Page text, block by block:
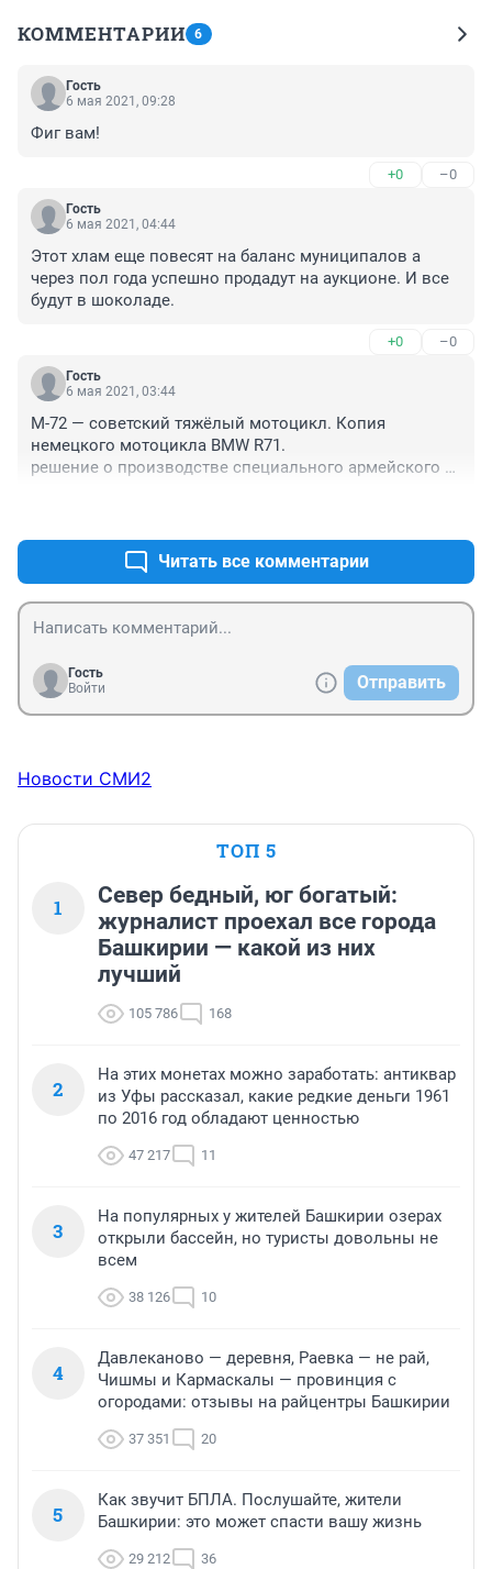
КОММЕНТАРИИ 6
Гость
6 мая 2021, 09:28
Фиг вам!
+0 –0
Гость
6 мая 2021, 04:44
Этот хлам еще повесят на баланс муниципалов а
через пол года успешно продадут на аукционе. И все
будут в шоколаде.
+0 –0
Гость
6 мая 2021, 03:44
М-72 — советский тяжёлый мотоцикл. Копия
немецкого мотоцикла BMW R71.
решение о производстве специального армейского
тому времени хорошо зарекомендовал себя в
Так пускай просят помощи на музей у BMW
Читать все комментарии
Гость
Войти
Отправить
Новости СМИ2
ТОП 5
1
Север бедный, юг богатый:
журналист проехал все города
Башкирии — какой из них
лучший
105 786 168
2
На этих монетах можно заработать: антиквар
из Уфы рассказал, какие редкие деньги 1961
по 2016 год обладают ценностью
47 217 11
3
На популярных у жителей Башкирии озерах
открыли бассейн, но туристы довольны не
всем
38 126 10
4
Давлеканово — деревня, Раевка — не рай,
Чишмы и Кармаскалы — провинция с
огородами: отзывы на райцентры Башкирии
37 351 20
5
Как звучит БПЛА. Послушайте, жители
Башкирии: это может спасти вашу жизнь
29 212 36